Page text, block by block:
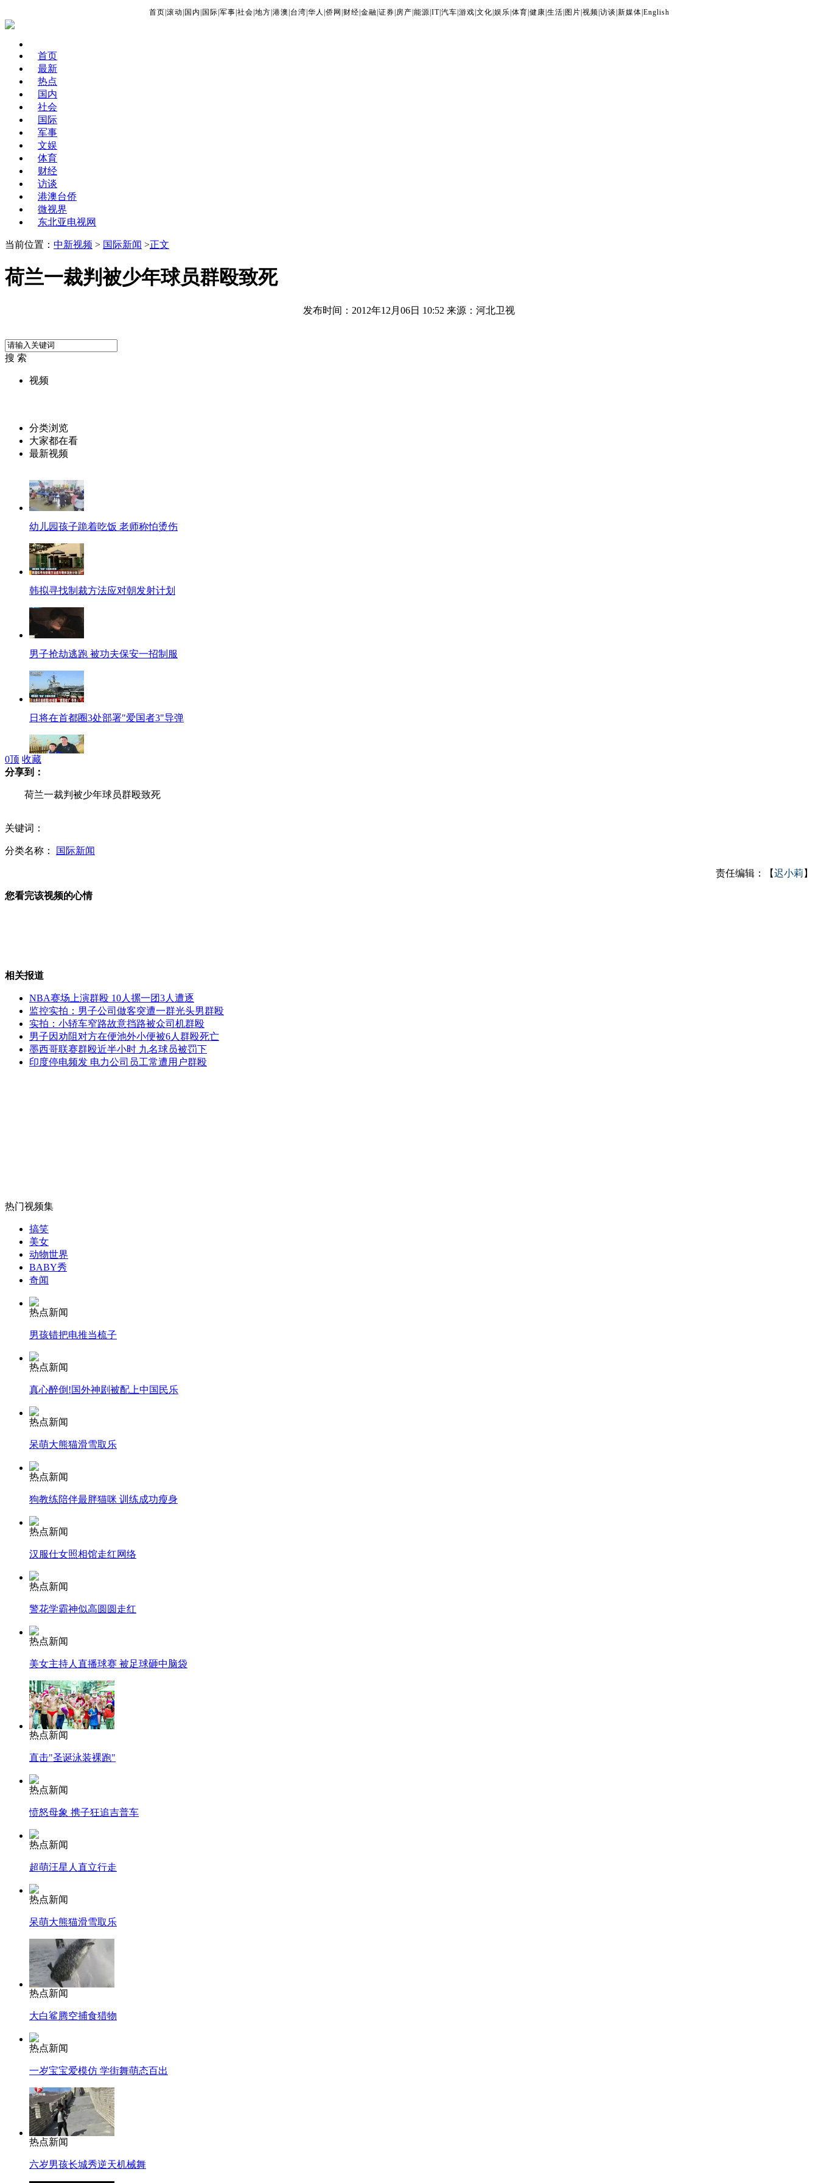
首页 滚动 国内 国际 军事 社会 地方 港澳 台湾 华人 侨网 财经 金融 证券 房产 能源 IT| 汽车 游戏 文化 娱乐 体育 健康 生活 图片 视频 访谈 新媒体 English
首页
最新
热点
国内
社会
国际
军事
文娱
体育
财经
访谈
港澳台侨
微视界
东北亚电视网
当前位置： 中新视频 > 国际新闻 >正文
荷兰一裁判被少年球员群殴致死
发布时间：2012年12月06日 10:52 来源：河北卫视
搜 索
视频
分类浏览
大家都在看
最新视频
幼儿园孩子跪着吃饭 老师称怕烫伤
韩拟寻找制裁方法应对朝发射计划
男子抢劫逃跑 被功夫保安一招制服
日将在首都圈3处部署"爱国者3"导弹
韩联社:朝或于10-12日间发射火箭
色狼男扮女装进女浴室"饱眼福"
某舰载机部队展开昼夜着舰训练
女孩北京地铁殴打老人 痛下狠手拳打脚踢
无痛分娩是否安全 医生回应
外交部：有关国家言论片面不公正
安徽一实载49人客车翻车
走！跟着总书记去植树
消防员救轻生者 花炮节热闹非凡 减压"枕头大战"
纽约上演“枕头大战”
司机酒驾遇交警 急速倒车逃窜
0顶 收藏
分享到：
荷兰一裁判被少年球员群殴致死
关键词：
分类名称： 国际新闻
责任编辑：【迟小莉 】
您看完该视频的心情
相关报道
NBA赛场上演群殴 10人摞一团3人遭逐
监控实拍：男子公司做客突遭一群光头男群殴
实拍：小轿车窄路故意挡路被众司机群殴
男子因劝阻对方在便池外小便被6人群殴死亡
墨西哥联赛群殴近半小时 九名球员被罚下
印度停电频发 电力公司员工常遭用户群殴
热门视频集
搞笑
美女
动物世界
BABY秀
奇闻
热点新闻
男孩错把电推当梳子
热点新闻
真心醉倒!国外神剧被配上中国民乐
热点新闻
呆萌大熊猫滑雪取乐
热点新闻
狗教练陪伴最胖猫咪 训练成功瘦身
热点新闻
汉服仕女照相馆走红网络
热点新闻
警花学霸神似高圆圆走红
热点新闻
美女主持人直播球赛 被足球砸中脑袋
热点新闻
直击"圣诞泳装裸跑"
热点新闻
愤怒母象 携子狂追吉普车
热点新闻
超萌汪星人直立行走
热点新闻
呆萌大熊猫滑雪取乐
热点新闻
大白鲨腾空捕食猎物
热点新闻
一岁宝宝爱模仿 学街舞萌态百出
热点新闻
六岁男孩长城秀逆天机械舞